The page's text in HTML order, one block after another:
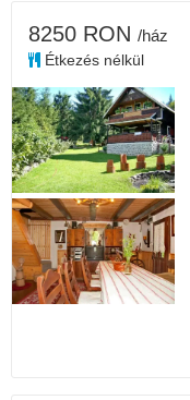
8250 RON /ház
Étkezés nélkül